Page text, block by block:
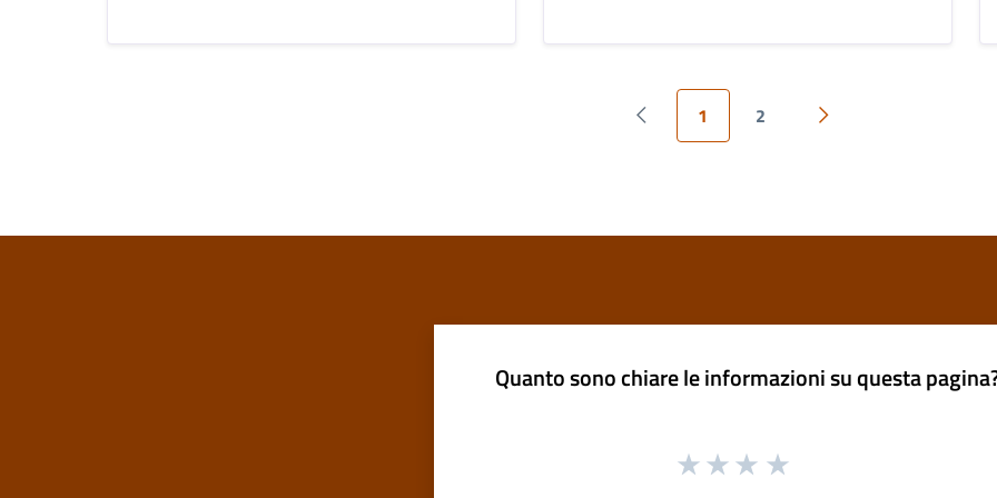
Pagina precedente
1 2 Pagina successiva
Quanto sono chiare le informazioni su questa